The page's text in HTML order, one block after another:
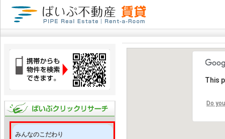
みんなのこだわり
This
Do